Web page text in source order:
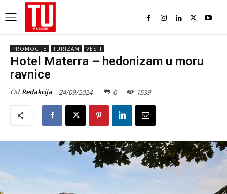
PROMOCIJE TURIZAM VESTI
Hotel Materra – hedonizam u moru
ravnice
Od Redakcija 24/09/2024 0 1539